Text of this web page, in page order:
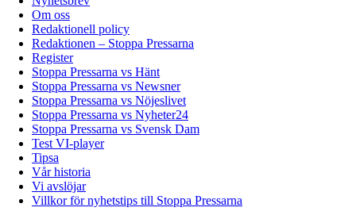
Om oss
Redaktionell policy
Redaktionen – Stoppa Pressarna
Register
Stoppa Pressarna vs Hänt
Stoppa Pressarna vs Newsner
Stoppa Pressarna vs Nöjeslivet
Stoppa Pressarna vs Nyheter24
Stoppa Pressarna vs Svensk Dam
Test VI-player
Tipsa
Vår historia
Vi avslöjar
Villkor för nyhetstips till Stoppa Pressarna